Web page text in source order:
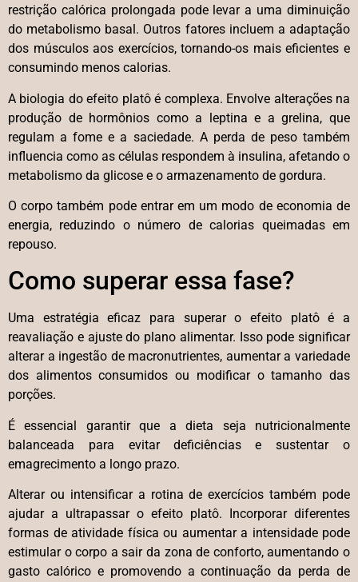
restrição calórica prolongada pode levar a uma diminuição
do metabolismo basal. Outros fatores incluem a adaptação
dos músculos aos exercícios, tornando-os mais eficientes e
consumindo menos calorias.
A biologia do efeito platô é complexa. Envolve alterações na
produção de hormônios como a leptina e a grelina, que
regulam a fome e a saciedade. A perda de peso também
influencia como as células respondem à insulina, afetando o
metabolismo da glicose e o armazenamento de gordura.
O corpo também pode entrar em um modo de economia de
energia, reduzindo o número de calorias queimadas em
repouso.
Como superar essa fase?
Uma estratégia eficaz para superar o efeito platô é a
reavaliação e ajuste do plano alimentar. Isso pode significar
alterar a ingestão de macronutrientes, aumentar a variedade
dos alimentos consumidos ou modificar o tamanho das
porções.
É essencial garantir que a dieta seja nutricionalmente
balanceada para evitar deficiências e sustentar o
emagrecimento a longo prazo.
Alterar ou intensificar a rotina de exercícios também pode
ajudar a ultrapassar o efeito platô. Incorporar diferentes
formas de atividade física ou aumentar a intensidade pode
estimular o corpo a sair da zona de conforto, aumentando o
gasto calórico e promovendo a continuação da perda de